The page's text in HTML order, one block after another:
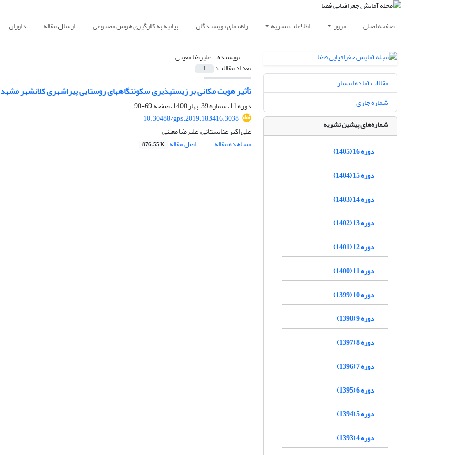
صفحه اصلی مرور اطلاعات نشریه راهنمای نویسندگان بیانیه به کارگیری هوش مصنوعی ارسال مقاله داوران
نویسنده =علیرضا معینی
تعداد مقالات: 1
تأثیر هویت مکانی بر زیست‏پذیری سکونت‏گاههای روستایی پیراشهری کلانشهر مشهد
دوره 11، شماره 39، بهار 1400، صفحه
69-90
10.30488/gps.2019.183416.3038
علی اکبر عنابستانی، علیرضا معینی
مشاهده مقاله
اصل مقاله 876.55 K
مقالات آماده انتشار
شماره جاری
شماره‌های پیشین نشریه
دوره 16 (1405)
دوره 15 (1404)
دوره 14 (1403)
دوره 13 (1402)
دوره 12 (1401)
دوره 11 (1400)
دوره 10 (1399)
دوره 9 (1398)
دوره 8 (1397)
دوره 7 (1396)
دوره 6 (1395)
دوره 5 (1394)
دوره 4 (1393)